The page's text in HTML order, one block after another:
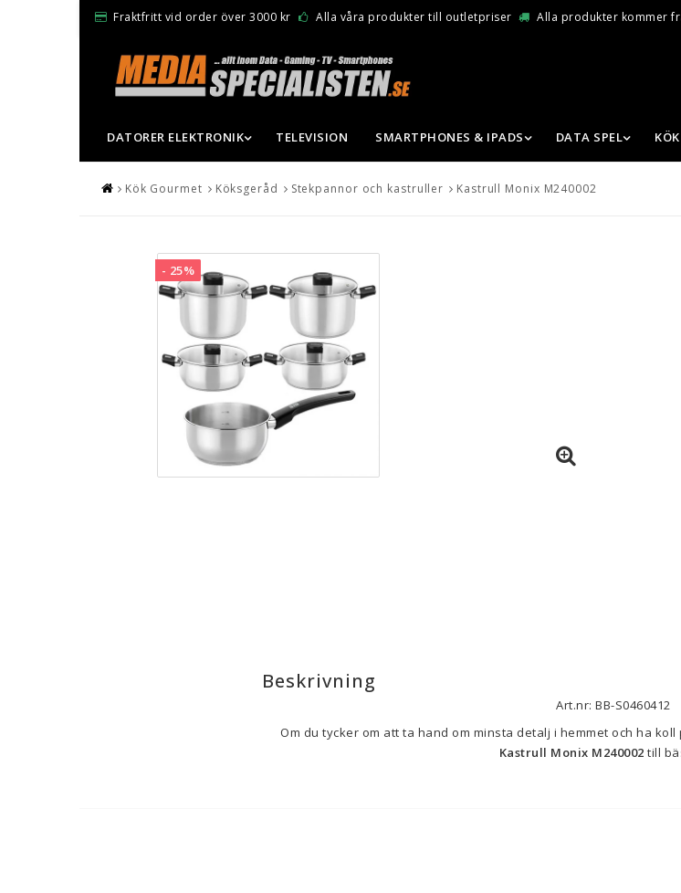
Fraktfritt vid order över 3000 kr Alla våra produkter till outletpriser Alla produkter kommer
DATORER ELEKTRONIK TELEVISION SMARTPHONES & IPADS DATA SPEL
Kök Gourmet Köksgeråd Stekpannor och kastruller Kastrull Monix M240002
- 25%
Beskrivning
Art.nr: BB-S0460412
Kastrull Monix M240002 till